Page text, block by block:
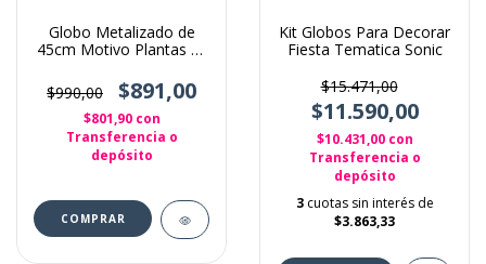
Globo Metalizado de
45cm Motivo Plantas vs
$990,00
$891,00
$801,90 con
Transferencia o
depósito
Kit Globos Para Decorar
Fiesta Tematica Sonic
$15.471,00
$11.590,00
$10.431,00 con
Transferencia o
depósito
3 cuotas sin interés de
$3.863,33